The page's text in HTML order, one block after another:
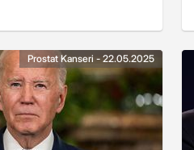
Prostat Kanseri - 22.05.2025